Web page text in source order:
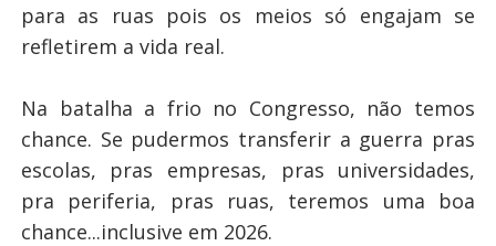
para as ruas pois os meios só engajam se
refletirem a vida real.
Na batalha a frio no Congresso, não temos
chance. Se pudermos transferir a guerra pras
escolas, pras empresas, pras universidades,
pra periferia, pras ruas, teremos uma boa
chance...inclusive em 2026.